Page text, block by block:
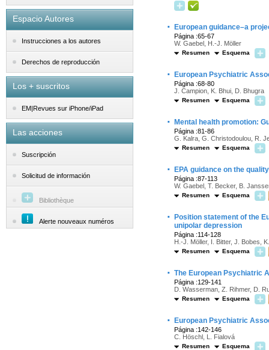
Espacio Autores
Instrucciones a los autores
Derechos de reproducción
Los + suscritos
EM|Revues sur iPhone/iPad
Las acciones
Suscripción
Solicitud de información
Bibliothèque
Alerte nouveaux numéros
· European guidance–a
Página :65-67
W. Gaebel, H.-J. Möller
Resumen Esquema
· European Psychiatric
Página :68-80
J. Campion, K. Bhui, D. Bhugra
Resumen Esquema
· Mental health promotion:
Página :81-86
G. Kalra, G. Christodoulou, R.
Resumen Esquema
· EPA guidance on the
Página :87-113
W. Gaebel, T. Becker, B.
Resumen Esquema
·
Position statement of the
unipolar depression
Página :114-128
H.-J. Möller, I. Bitter, J. Bobes,
Resumen Esquema
· The European Psychiatric
Página :129-141
D. Wasserman, Z. Rihmer, D.
Resumen Esquema
· European Psychiatric
Página :142-146
C. Höschl, L. Fialová
Resumen Esquema